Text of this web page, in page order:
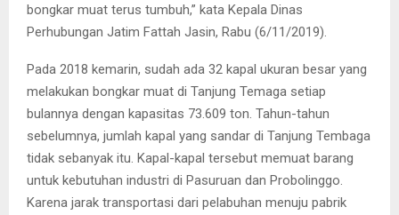
bongkar muat terus tumbuh,” kata Kepala Dinas
Perhubungan Jatim Fattah Jasin, Rabu (6/11/2019).
Pada 2018 kemarin, sudah ada 32 kapal ukuran besar yang
melakukan bongkar muat di Tanjung Temaga setiap
bulannya dengan kapasitas 73.609 ton. Tahun-tahun
sebelumnya, jumlah kapal yang sandar di Tanjung Tembaga
tidak sebanyak itu. Kapal-kapal tersebut memuat barang
untuk kebutuhan industri di Pasuruan dan Probolinggo.
Karena jarak transportasi dari pelabuhan menuju pabrik